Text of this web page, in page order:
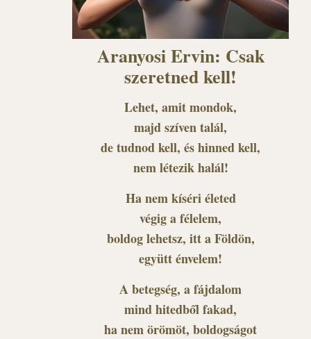
Aranyosi Ervin: Csak
szeretned kell!
Lehet, amit mondok,
majd szíven talál,
de tudnod kell, és hinned kell,
nem létezik halál!
Ha nem kíséri életed
végig a félelem,
boldog lehetsz, itt a Földön,
együtt énvelem!
A betegség, a fájdalom
mind hitedből fakad,
ha nem örömöt, boldogságot